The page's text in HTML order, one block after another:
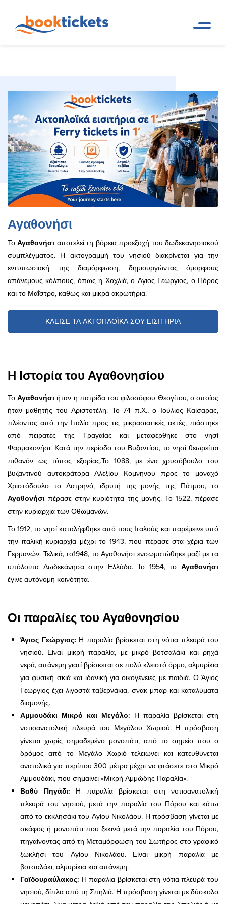
δρομολόγια
Αγαθονήσι
ΤοΑγαθονήσι αποτελεί τη βόρεια προεξοχή του δωδεκανησιακού
συμπλέγματος. Η ακτογραμμή του νησιού διακρίνεται για την
εντυπωσιακή της διαμόρφωση, δημιουργώντας όμορφους
απάνεμους κόλπους, όπως η Χοχλιά, ο Αγιος Γεώργιος, ο Πόρος
και το Μαΐστρο, καθώς και μικρά ακρωτήρια.
ΚΛΕΙΣΕ ΤΑ ΑΚΤΟΠΛΟΪΚΑ ΣΟΥ ΕΙΣΙΤΗΡΙΑ
Η Ιστορία του Αγαθονησίου
ΤοΑγαθονήσιήταν η πατρίδα του φιλοσόφου Θεογίτου, ο οποίος
ήταν μαθητής του Αριστοτέλη. Το 74 π.Χ., ο Ιούλιος Καίσαρας,
πλέοντας από την Ιταλία προς τις μικρασιατικές ακτές, πιάστηκε
από πειρατές της Τραγαίας και μεταφέρθηκε στο νησί
Φαρμακονήσι. Κατά την περίοδο του Βυζαντίου, το νησί θεωρείται
πιθανόν ως τόπος εξορίας.Το 1088, με ένα χρυσόβουλο του
βυζαντινού αυτοκράτορα Αλεξίου Κομνηνού προς το μοναχό
Χριστόδουλο το Λατρηνό, ιδρυτή της μονής της Πάτμου, το
Αγαθονήσιπέρασε στην κυριότητα της μονής. Το 1522, πέρασε
στην κυριαρχία των Οθωμανών.
Το 1912, το νησί καταλήφθηκε από τους Ιταλούς και παρέμεινε υπό
την ιταλική κυριαρχία μέχρι το 1943, που πέρασε στα χέρια των
Γερμανών. Τελικά, το1948, το Αγαθονήσι ενσωματώθηκε μαζί με τα
υπόλοιπα Δωδεκάνησα στην Ελλάδα. Το 1954, το Αγαθονήσι
έγινε αυτόνομη κοινότητα.
Οι παραλίες του Αγαθονησίου
Άγιος Γεώργιος: Η παραλία βρίσκεται στη νότια πλευρά του
νησιού. Είναι μικρή παραλία, με μικρό βοτσαλάκι και ρηχά
νερά, απάνεμη γιατί βρίσκεται σε πολύ κλειστό όρμο, αλμυρίκια
για φυσική σκιά και ιδανική για οικογένειες με παιδιά. Ο Άγιος
Γεώργιος έχει λιγοστά ταβερνάκια, σνακ μπαρ και καταλύματα
διαμονής.
Αμμουδάκι Μικρό και Μεγάλο: Η παραλία βρίσκεται στη
νοτιοανατολική πλευρά του Μεγάλου Χωριού. Η πρόσβαση
γίνεται χωρίς σημαδεμένο μονοπάτι, από το σημείο που ο
δρόμος από το Μεγάλο Χωριό τελειώνει και κατευθύνεται
ανατολικά για περίπου 300 μέτρα μέχρι να φτάσετε στο Μικρό
Αμμουδάκι, που σημαίνει «Μικρή Αμμώδης Παραλία».
Βαθύ Πηγάδι: Η παραλία βρίσκεται στη νοτιοανατολική
πλευρά του νησιού, μετά την παραλία του Πόρου και κάτω
από το εκκλησάκι του Αγίου Νικολάου. Η πρόσβαση γίνεται με
σκάφος ή μονοπάτι που ξεκινά μετά την παραλία του Πόρου,
πηγαίνοντας από τη Μεταμόρφωση του Σωτήρος στο γραφικό
ξωκλήσι του Αγίου Νικολάου. Είναι μικρή παραλία με
βοτσαλάκι, αλμυρίκια και απάνεμη.
Γαϊδουραύλακος: Η παραλία βρίσκεται στη νότια πλευρά του
νησιού, δίπλα από τη Σπηλιά. Η πρόσβαση γίνεται με δύσκολο